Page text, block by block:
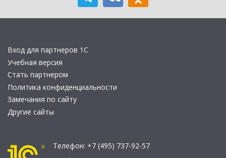
Вход для партнеров 1С
Учебная версия
Стать партнером
Политика конфиденциальности
Замечания по сайту
Другие сайты
Телефон: +7 (495) 737-92-57